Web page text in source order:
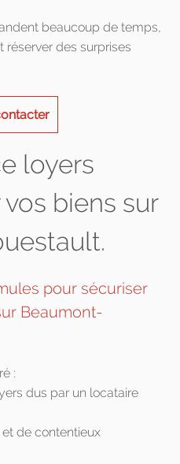
beaucoup de temps,
des surprises
loyers
biens sur
pour sécuriser
Beaumont-
:
dus par un locataire
de contentieux